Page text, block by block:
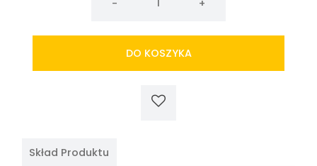
Pasta
pad
LOBO
DO KOSZYKA
Skład Produktu